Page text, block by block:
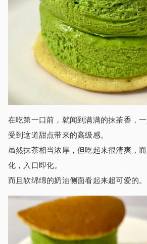
在吃第一口前，就闻到满满的抹茶香，
受到这道甜点带来的高级感。
虽然抹茶相当浓厚，但吃起来很清爽，
化，入口即化。
而且软绵绵的奶油侧面看起来超可爱的。